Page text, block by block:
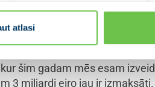
atlasi
mehānismu un tagad
virzīties prom no Krievijas
plāns šo konkrēto
šim gadam mēs esam
3 miljardi eiro jau ir izmaksāti.